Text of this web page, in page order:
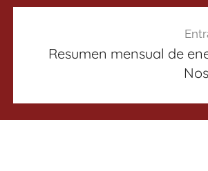
Resumen mensual de